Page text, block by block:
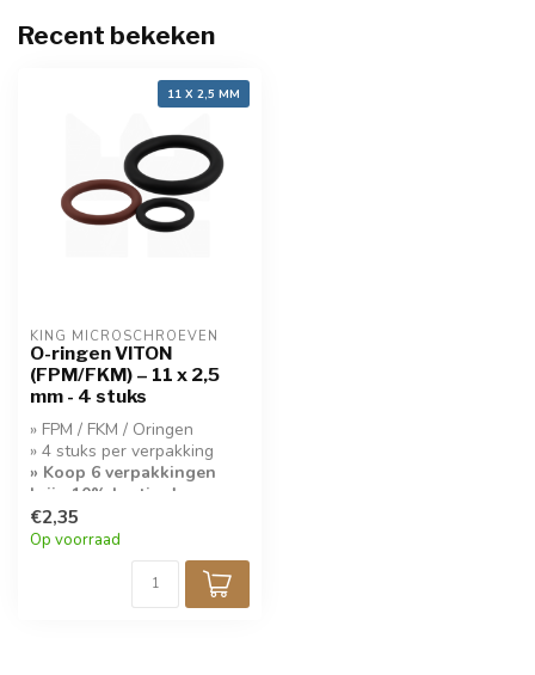
Recent bekeken
11 X 2,5 MM
KING MICROSCHROEVEN
O-ringen VITON
(FPM/FKM) – 11 x 2,5
mm - 4 stuks
» FPM / FKM / Oringen
» 4 stuks per verpakking
» Koop 6 verpakkingen
krijg 10% korting!
€2,35
Op voorraad